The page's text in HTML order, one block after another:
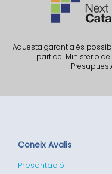
Aquesta garantia és
part del Ministerio
Coneix Avalis
Presentació